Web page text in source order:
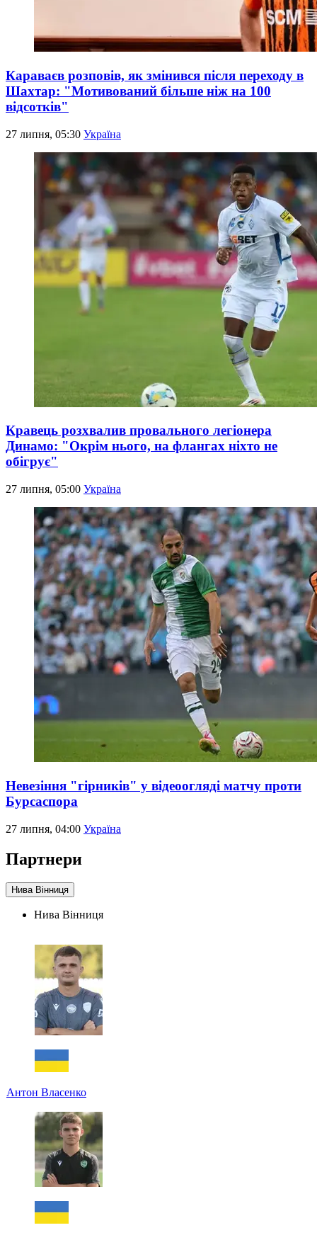
Караваєв розповів, як змінився після переходу в
Шахтар: "Мотивований більше ніж на 100
відсотків"
27 липня, 05:30 Україна
Кравець розхвалив провального легіонера
Динамо: "Окрім нього, на флангах ніхто не
обігрує"
27 липня, 05:00 Україна
Невезіння "гірників" у відеоогляді матчу проти
Бурсаспора
27 липня, 04:00 Україна
Партнери
Нива Вінниця
Нива Вінниця
Антон Власенко